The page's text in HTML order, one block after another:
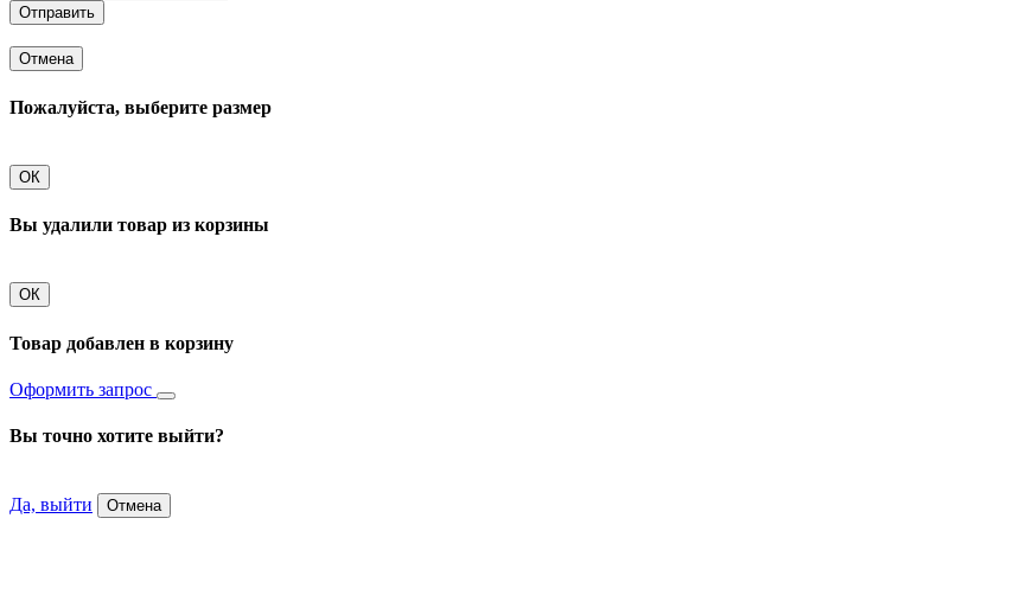
Отправить
Отмена
Пожалуйста, выберите размер
ОК
Вы удалили товар из корзины
ОК
Товар добавлен в корзину
Оформить запрос
Вы точно хотите выйти?
Да, выйти Отмена